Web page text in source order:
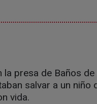
presa de Baños
salvar a un niño
vida.